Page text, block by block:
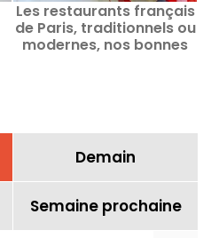
Les restaurants français
de Paris, traditionnels ou
modernes, nos bonnes
Demain
Semaine prochaine